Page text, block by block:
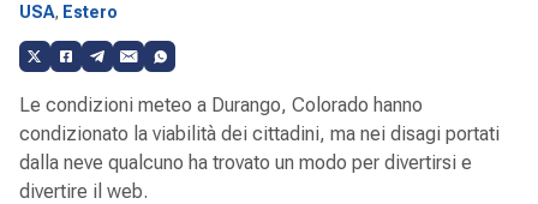
USA, Estero
Le condizioni meteo a Durango, Colorado hanno
condizionato la viabilità dei cittadini, ma nei disagi portati
dalla neve qualcuno ha trovato un modo per divertirsi e
divertire il web.